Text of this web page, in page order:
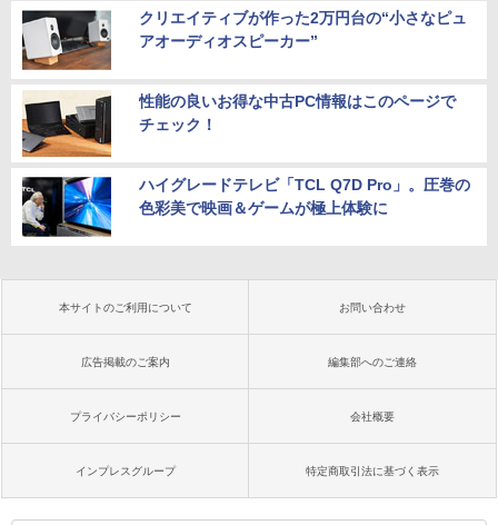
クリエイティブが作った2万円台の“小さなピュ
アオーディオスピーカー”
性能の良いお得な中古PC情報はこのページで
チェック！
ハイグレードテレビ「TCL Q7D Pro」。圧巻の
色彩美で映画＆ゲームが極上体験に
本サイトのご利用について お問い合わせ
広告掲載のご案内 編集部へのご連絡
プライバシーポリシー 会社概要
インプレスグループ 特定商取引法に基づく表示